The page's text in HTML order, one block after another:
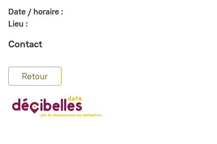
Date / horaire :
Lieu :
Contact
Retour